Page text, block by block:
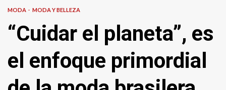
MODA MODA Y BELLEZA
“Cuidar el planeta”, es
el enfoque primordial